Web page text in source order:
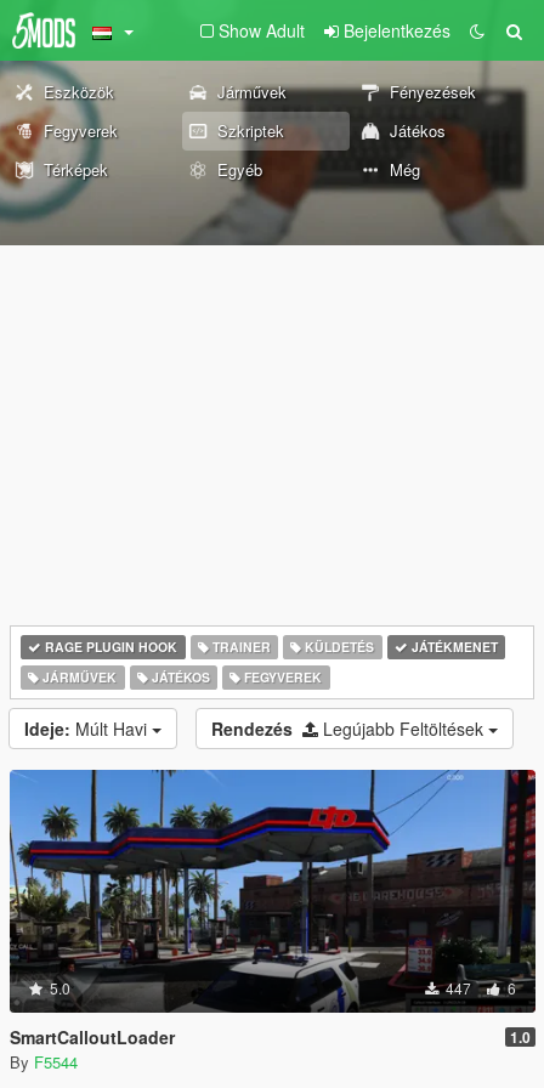
Show Adult Bejelentkezés
Eszközök Járművek
Fényezések
Fegyverek
Szkriptek
Játékos
Térképek
Egyéb Még
RAGE PLUGIN HOOK TRAINER KÜLDETÉS
JÁTÉKMENET
JÁRMŰVEK
JÁTÉKOS FEGYVEREK
Ideje: Múlt Havi Rendezés Legújabb Feltöltések
5.0 447 6
SmartCalloutLoader 1.0
By F5544